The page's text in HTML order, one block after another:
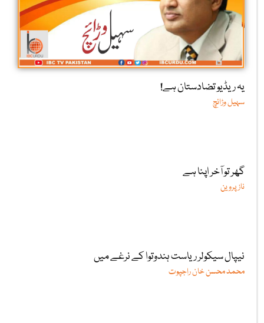
یہ ریڈیو تضادستان ہے!
سہیل وڑائچ
گھر تو آخر اپنا ہے
ناز پروین
نیپال سیکولر ریاست ہندوتوا کے نرغے میں
محمد محسن خان راجپوت